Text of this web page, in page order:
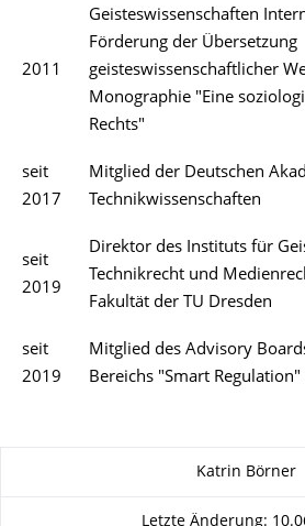
2011
Geisteswissenschaften
Förderung der Übersetzung
geisteswissenschaftlicher
Monographie "Eine
Rechts"
seit
2017
Mitglied der Deutschen
Technikwissenschaften
seit
2019
Direktor des Instituts für
Technikrecht und
Fakultät der TU Dresden
seit
2019
Mitglied des Advisory
Bereichs "Smart
Katrin Börner
Letzte Änderung: